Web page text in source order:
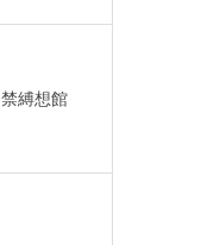
禁縛想館